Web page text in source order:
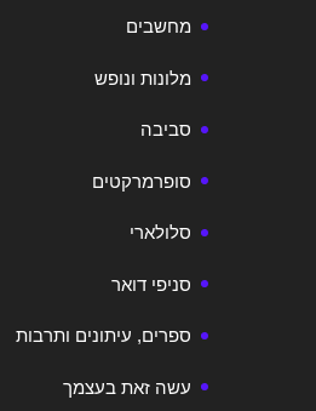
מחשבים
מלונות ונופש
סביבה
סופרמרקטים
סלולארי
סניפי דואר
ספרים, עיתונים ותרבות
עשה זאת בעצמך